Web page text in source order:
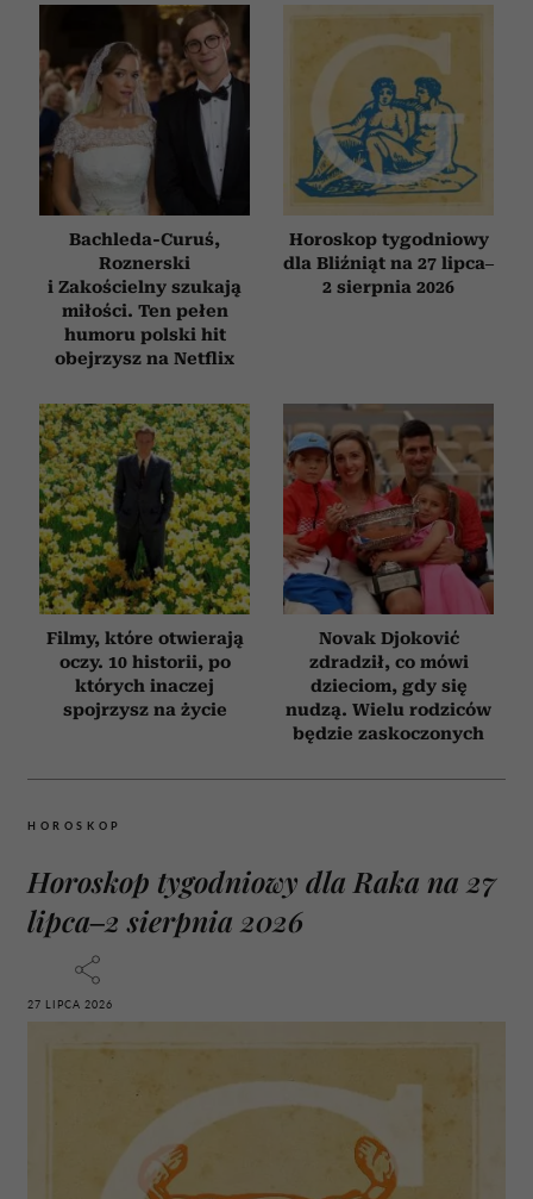
Bachleda-Curuś,
Roznerski
i Zakościelny szukają
miłości. Ten pełen
humoru polski hit
obejrzysz na Netflix
Horoskop tygodniowy
dla Bliźniąt na 27 lipca–
2 sierpnia 2026
Filmy, które otwierają
oczy. 10 historii, po
których inaczej
spojrzysz na życie
Novak Djoković
zdradził, co mówi
dzieciom, gdy się
nudzą. Wielu rodziców
będzie zaskoczonych
HOROSKOP
Horoskop tygodniowy dla Raka na 27
lipca–2 sierpnia 2026
27 LIPCA 2026